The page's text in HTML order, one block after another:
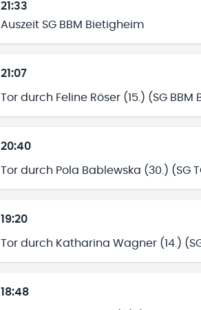
21:33
Auszeit SG BBM Bietigheim
21:07
Tor durch Feline Röser (15.) (SG BBM
20:40
Tor durch Pola Bablewska (30.) (SG
19:20
Tor durch Katharina Wagner (14.)
18:48